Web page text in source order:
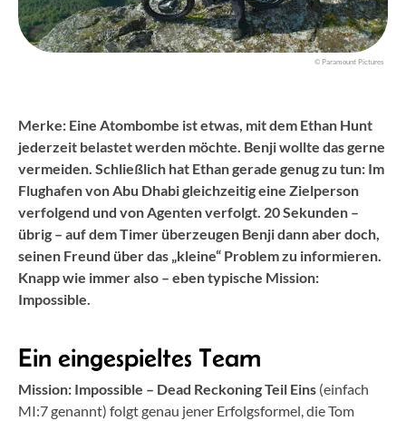
© Paramount Pictures
Merke: Eine Atombombe ist etwas, mit dem Ethan Hunt
jederzeit belastet werden möchte. Benji wollte das gerne
vermeiden. Schließlich hat Ethan gerade genug zu tun: Im
Flughafen von Abu Dhabi gleichzeitig eine Zielperson
verfolgend und von Agenten verfolgt. 20 Sekunden –
übrig – auf dem Timer überzeugen Benji dann aber doch,
seinen Freund über das „kleine“ Problem zu informieren.
Knapp wie immer also – eben typische Mission:
Impossible.
Ein eingespieltes Team
Mission: Impossible – Dead Reckoning Teil Eins (einfach
MI:7 genannt) folgt genau jener Erfolgsformel, die Tom